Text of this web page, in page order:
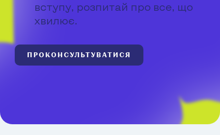
вступу, розпитай про все, що
хвилює.
ПРОКОНСУЛЬТУВАТИСЯ